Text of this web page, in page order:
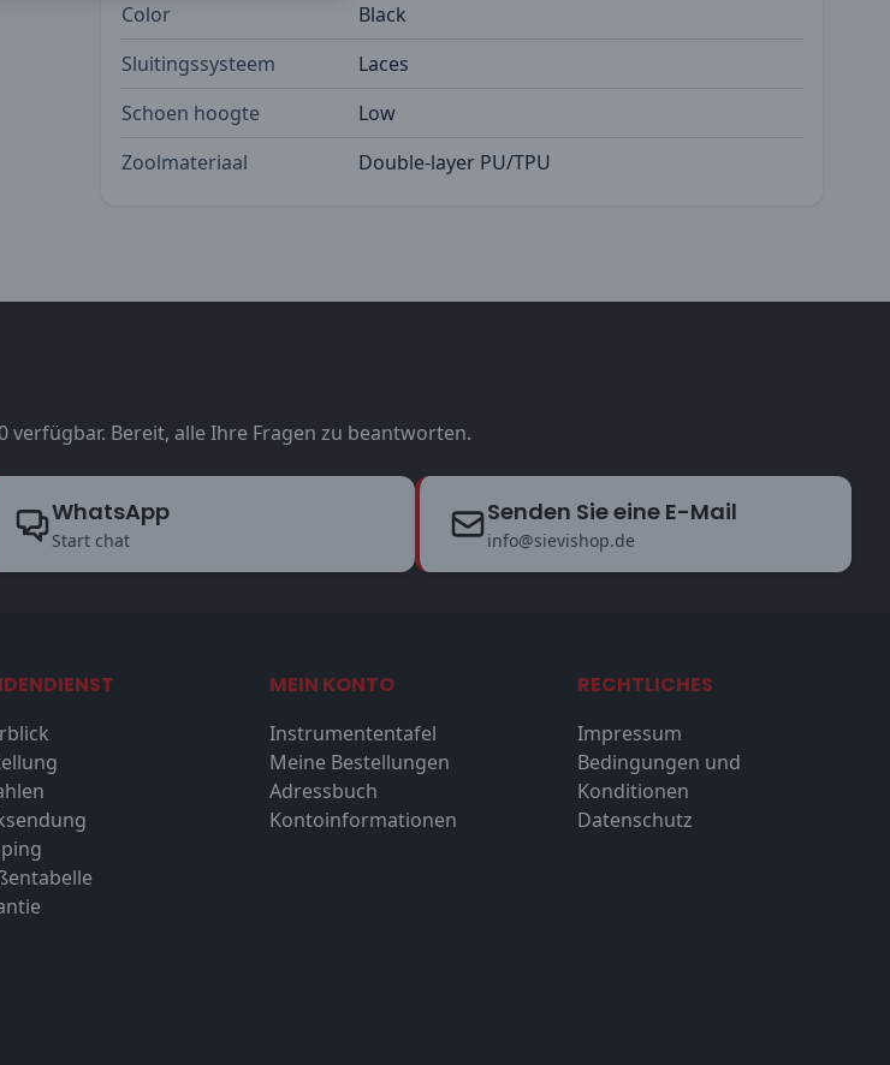
Color
Black
Sluitingssysteem
Laces
Schoen hoogte
Low
Zoolmateriaal
Double-layer PU/TPU
verfügbar. Bereit, alle Ihre Fragen zu beantworten.
WhatsApp
Start chat
Senden Sie eine E-Mail
info@sievishop.de
MEIN KONTO
Instrumententafel
Meine Bestellungen
Adressbuch
Kontoinformationen
RECHTLICHES
Impressum
Bedingungen und
Konditionen
Datenschutz